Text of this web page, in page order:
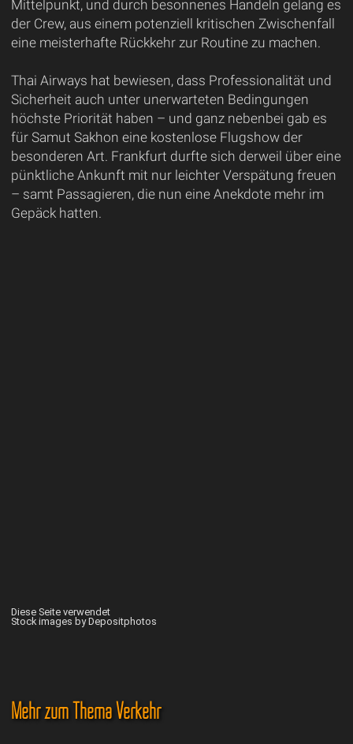
Mittelpunkt, und durch besonnenes Handeln gelang es
der Crew, aus einem potenziell kritischen Zwischenfall
eine meisterhafte Rückkehr zur Routine zu machen.
Thai Airways hat bewiesen, dass Professionalität und
Sicherheit auch unter unerwarteten Bedingungen
höchste Priorität haben – und ganz nebenbei gab es
für Samut Sakhon eine kostenlose Flugshow der
besonderen Art. Frankfurt durfte sich derweil über eine
pünktliche Ankunft mit nur leichter Verspätung freuen
– samt Passagieren, die nun eine Anekdote mehr im
Gepäck hatten.
Diese Seite verwendet
Stock images by Depositphotos
Mehr zum Thema Verkehr